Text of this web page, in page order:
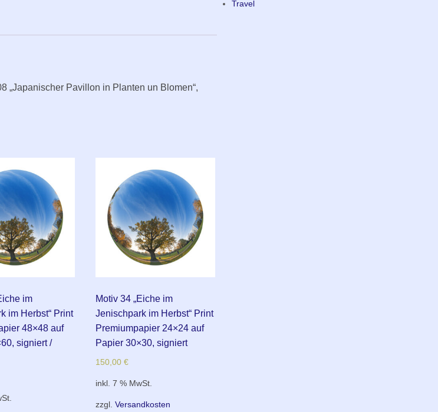
„Japanischer Pavillon in Planten un Blomen“,
im
im Herbst“ Print
48×48 auf
signiert /
Motiv 34 „Eiche im
Jenischpark im Herbst“ Print
Premiumpapier 24×24 auf
Papier 30×30, signiert
150,00 €
inkl. 7 % MwSt.
zzgl. Versandkosten
Travel